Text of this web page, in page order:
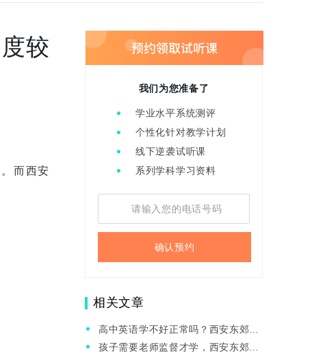
较
而西安
我们为您准备了
学业水平系统测评
个性化针对教学计划
线下逆袭试听课
系列学科学习资料
确认预约
相关文章
高中英语学不好正常吗？西安东郊哪
家英语一对一的效果好？
孩子需要老师监督才学，西安东郊有